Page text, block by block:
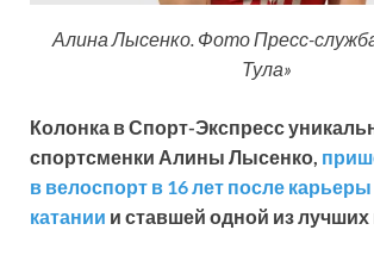
Алина Лысенко. Фото Пресс-
Тула»
Колонка в Спорт-Экспресс
спортсменки Алины Лысенко,
в велоспорт в 16 лет после
катании и ставшей одной из лучших